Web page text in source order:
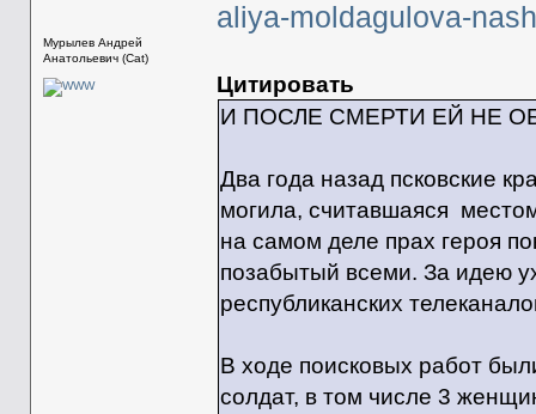
Мурылев Андрей
Анатольевич (Cat)
aliya-moldagulova-
Цитировать
И ПОСЛЕ СМЕРТИ ЕЙ НЕ
Два года назад псковские
могила, считавшаяся
на самом деле прах героя
позабытый всеми. За идею
республиканских
В ходе поисковых работ
солдат, в том числе 3